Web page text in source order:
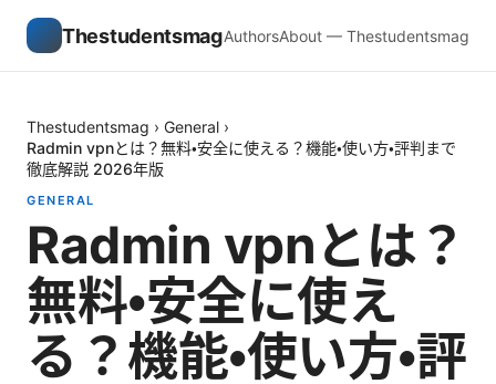
ThestudentsmagAuthorsAbout — Thestudentsmag
Thestudentsmag › General ›
Radmin vpnとは？無料・安全に使える？機能・使い方・評判まで
徹底解説 2026年版
GENERAL
Radmin vpnとは？
無料・安全に使え
る？機能・使い方・評